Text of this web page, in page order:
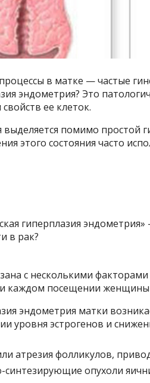
в матке — частые
эндометрия? Это
ее клеток.
помимо простой
этого состояния часто
с несколькими
каждом посещении женщины
эндометрия матки
уровня эстрогенов и
атрезия фолликулов,
опухоли